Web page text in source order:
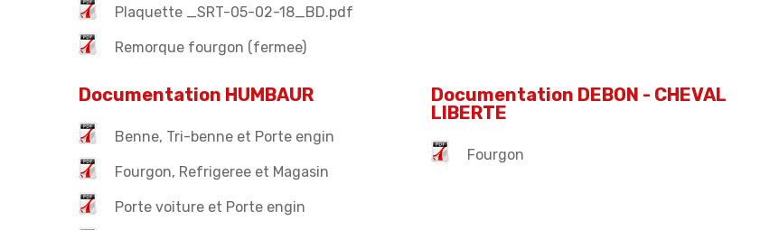
Plaquette _SRT-05-02-18_BD.pdf
Remorque fourgon (fermee)
Documentation HUMBAUR
Benne, Tri-benne et Porte engin
Fourgon, Refrigeree et Magasin
Porte voiture et Porte engin
Documentation DEBON - CHEVAL
LIBERTE
Fourgon